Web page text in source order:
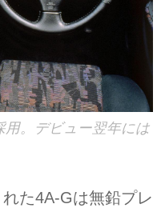
。デビュー翌年には
た4A-Gは無鉛プレ